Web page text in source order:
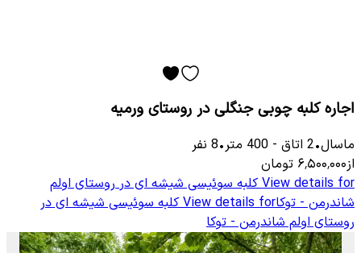
اجاره کلبه چوبی جنگلی در روستای ورمیه
ماسال•
2 اتاق -
400 متر•
8 نفر
از۶٬۵۰۰٬۰۰۰ تومان
View details for کلبه سوئیسی شیشه ای در روستای اولم
شاندرمن - توکاView details for کلبه سوئیسی شیشه ای در
روستای اولم شاندرمن - توکا